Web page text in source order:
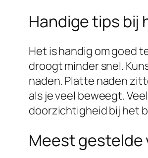
Handige tips bij
Het is handig om goed
droogt minder snel.
naden. Platte naden
als je veel beweegt.
doorzichtigheid bij het
Meest gestelde